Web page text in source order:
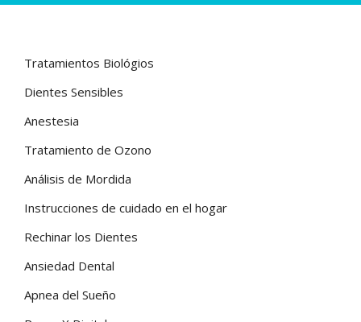
Tratamientos Biológios
Dientes Sensibles
Anestesia
Tratamiento de Ozono
Análisis de Mordida
Instrucciones de cuidado en el hogar
Rechinar los Dientes
Ansiedad Dental
Apnea del Sueño